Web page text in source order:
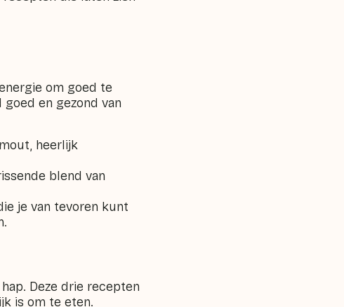
om goed te
en gezond van
heerlijk
blend van
je van tevoren kunt
Deze drie recepten
is om te eten.